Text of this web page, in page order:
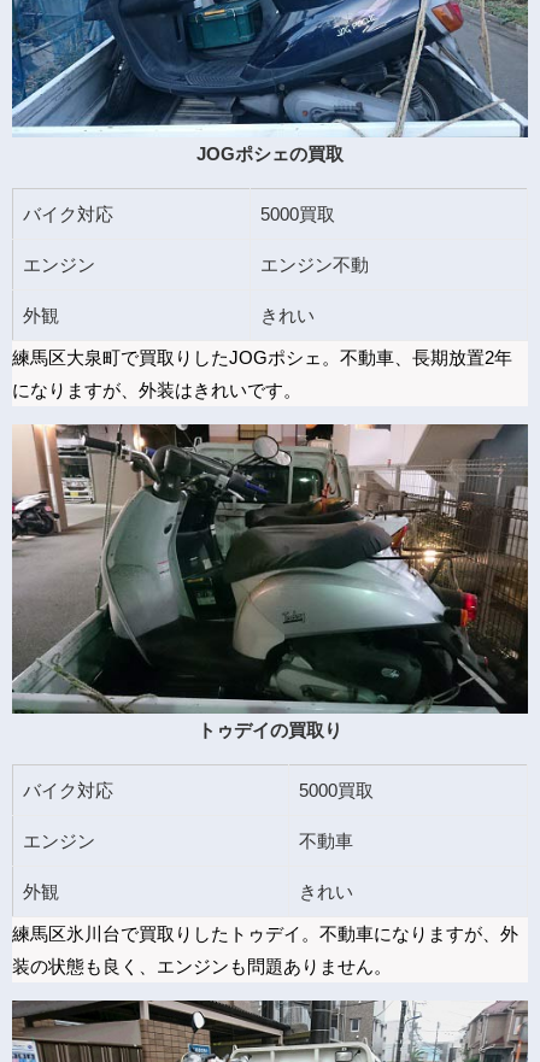
JOGポシェの買取
バイク対応 5000買取
エンジン エンジン不動
外観 きれい
練馬区大泉町で買取りしたJOGポシェ。不動車、長期放置2年
になりますが、外装はきれいです。
トゥデイの買取り
バイク対応 5000買取
エンジン 不動車
外観 きれい
練馬区氷川台で買取りしたトゥデイ。不動車になりますが、外
装の状態も良く、エンジンも問題ありません。